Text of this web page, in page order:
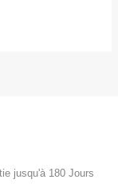
jusqu'à 180 Jours